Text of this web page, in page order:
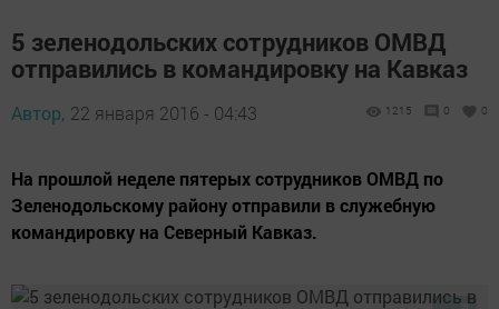
5 зеленодольских сотрудников ОМВД
отправились в командировку на Кавказ
Автор, 22 января 2016 - 04:43 1215 0 0
На прошлой неделе пятерых сотрудников ОМВД по
Зеленодольскому району отправили в служебную
командировку на Северный Кавказ.